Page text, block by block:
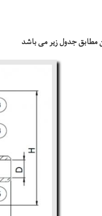
مطابق جدول زیر می باشد